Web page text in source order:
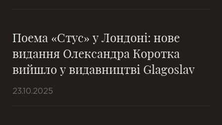
Поема «Стус» у Лондоні: нове
видання Олександра Коротка
вийшло у видавництві Glagoslav
23.10.2025